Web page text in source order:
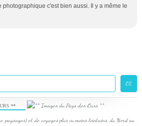
photographique c'est bien aussi. Il y a même le
**
paysages) et de voyages plus ou moins lointains, du Nord au